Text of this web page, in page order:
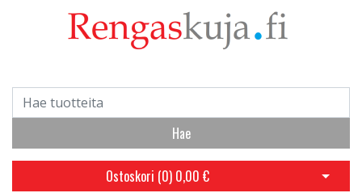
Hae
Ostoskori (0) 0,00 € Avaa